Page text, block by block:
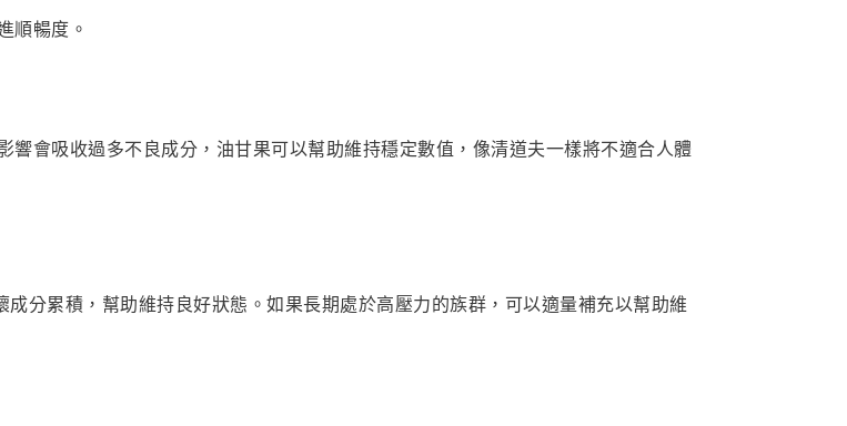
順暢度。
會吸收過多不良成分，油甘果可以幫助維持穩定數值，像清道夫一樣將不適合人體
分累積，幫助維持良好狀態。如果長期處於高壓力的族群，可以適量補充以幫助維